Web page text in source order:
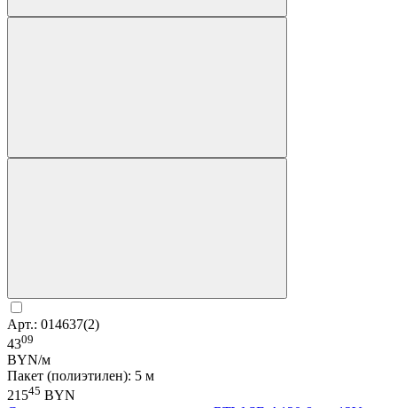
Арт.: 014637(2)
4309
BYN/м
Пакет (полиэтилен): 5 м
21545 BYN